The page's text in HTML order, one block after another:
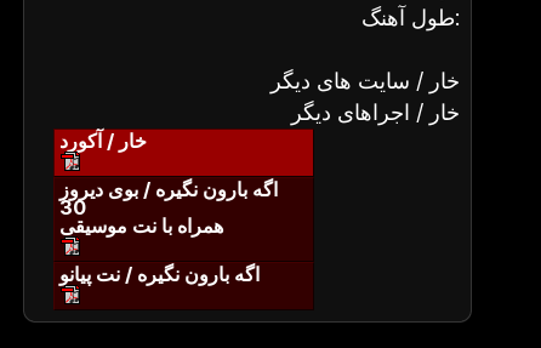
طول آهنگ:
خار / سایت های دیگر
خار / اجراهای دیگر
خار / آکورد
اگه بارون نگیره / بوی دیروز
30
همراه با نت موسیقی
اگه بارون نگیره / نت پیانو